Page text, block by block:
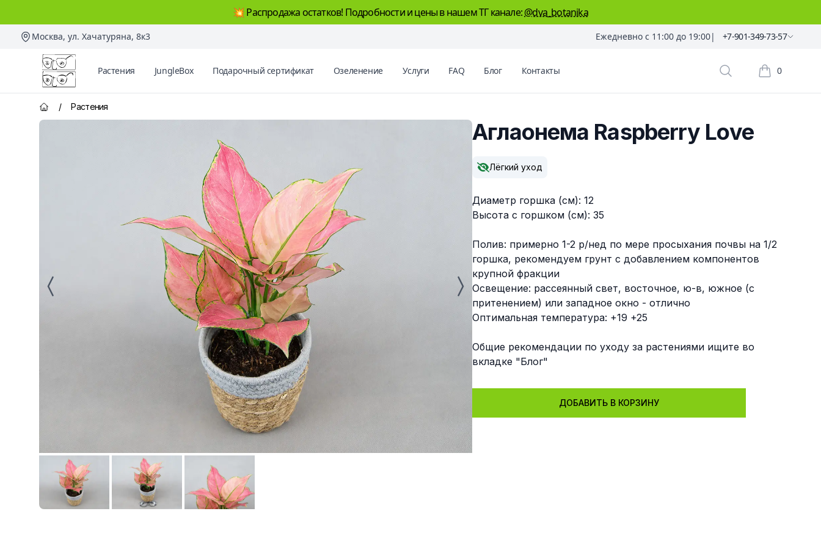
💥 Распродажа остатков! Подробности и цены в нашем ТГ канале:@dva_botanika
Москва, ул. Хачатуряна, 8к3 Ежедневно с 11:00 до 19:00| +7-901-349-73-57
Два Ботаника
Растения JungleBox Подарочный сертификат Озеленение Услуги FAQ Блог Контакты Поиск растений
0
Корзина
Главная страница
/ Растения
Аглаонема Raspberry Love
Описание
Лёгкий уход
Диаметр горшка (см): 12
Высота с горшком (см): 35
Полив: примерно 1-2 р/нед по мере просыхания почвы на 1/2
горшка, рекомендуем грунт с добавлением компонентов
крупной фракции
Освещение: рассеянный свет, восточное, ю-в, южное (с
притенением) или западное окно - отлично
Оптимальная температура: +19 +25
Общие рекомендации по уходу за растениями ищите во
вкладке "Блог"
ДОБАВИТЬ В КОРЗИНУ